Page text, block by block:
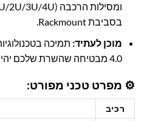
בסביבת Rackmount.
מוכן לעתיד:
4.0 מבטיחה שהשרת שלכם יהיה רלוונטי לשנים קדימה.
⚙️ מפרט טכני מפורט:
רכיב